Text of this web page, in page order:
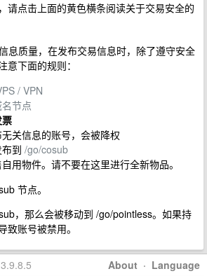
请点击上面的黄色横条阅读关于交易安全的
息质量，在发布交易信息时，除了遵守安全
意下面的规则：
/ VPN
节点
关信息的账号，会被降权
到 /go/cosub
用物件。请不要在这里进行全新物品。
节点。
，那么会被移动到 /go/pointless。如果持
致账号被禁用。
About · Language